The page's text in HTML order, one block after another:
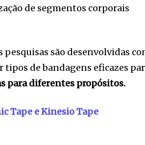
de segmentos corporais
são desenvolvidas
tipos de bandagens eficazes
para diferentes propósitos.
Tape e Kinesio Tape